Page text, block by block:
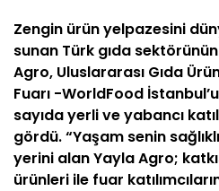
Zengin ürün yelpazesini
sunan Türk gıda
Agro, Uluslararası Gıda
Fuarı -WorldFood
sayıda yerli ve yabancı
gördü. “Yaşam senin
yerini alan Yayla Agro;
ürünleri ile fuar